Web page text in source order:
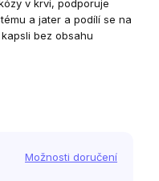
v krvi, podporuje
a jater a podílí se na
bez obsahu
Možnosti doručení